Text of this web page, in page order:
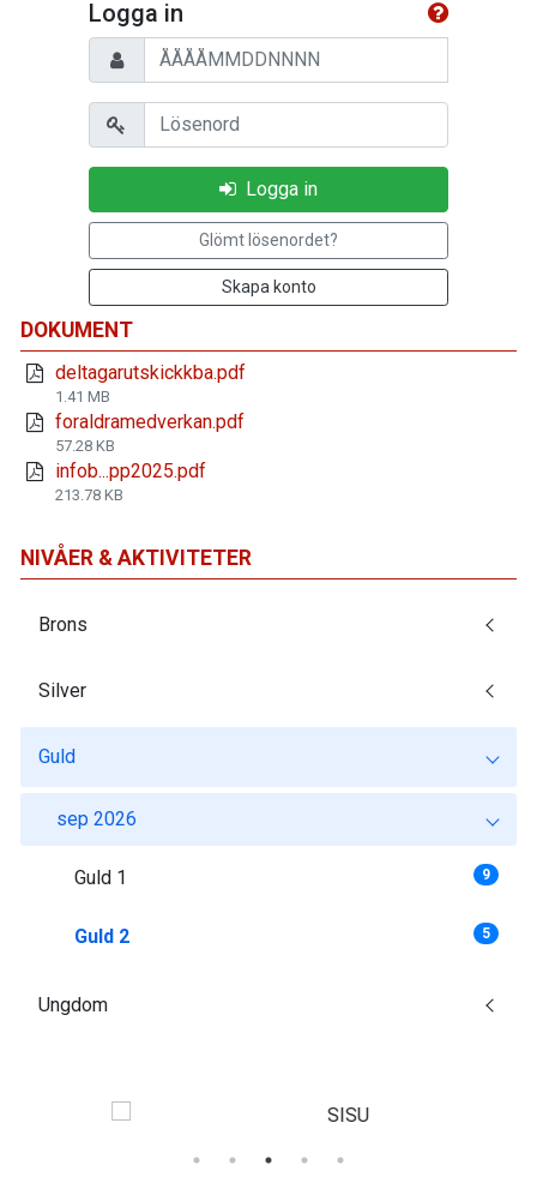
DOKUMENT
deltagarutskickkba.pdf
1.41 MB
foraldramedverkan.pdf
57.28 KB
infob...pp2025.pdf
213.78 KB
Logga in
Personnummer
Lösenord
Logga in
Glömt lösenordet?
Skapa konto
NIVÅER & AKTIVITETER
Brons
Silver
Guld
sep 2026
Guld 1 9
Guld 2 5
Ungdom